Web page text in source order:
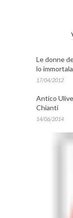
Le donne
lo immortala
17/04/2012
Antico
Chianti
14/06/2014